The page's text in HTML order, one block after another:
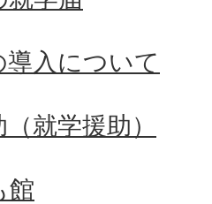
入について
就学援助）
館